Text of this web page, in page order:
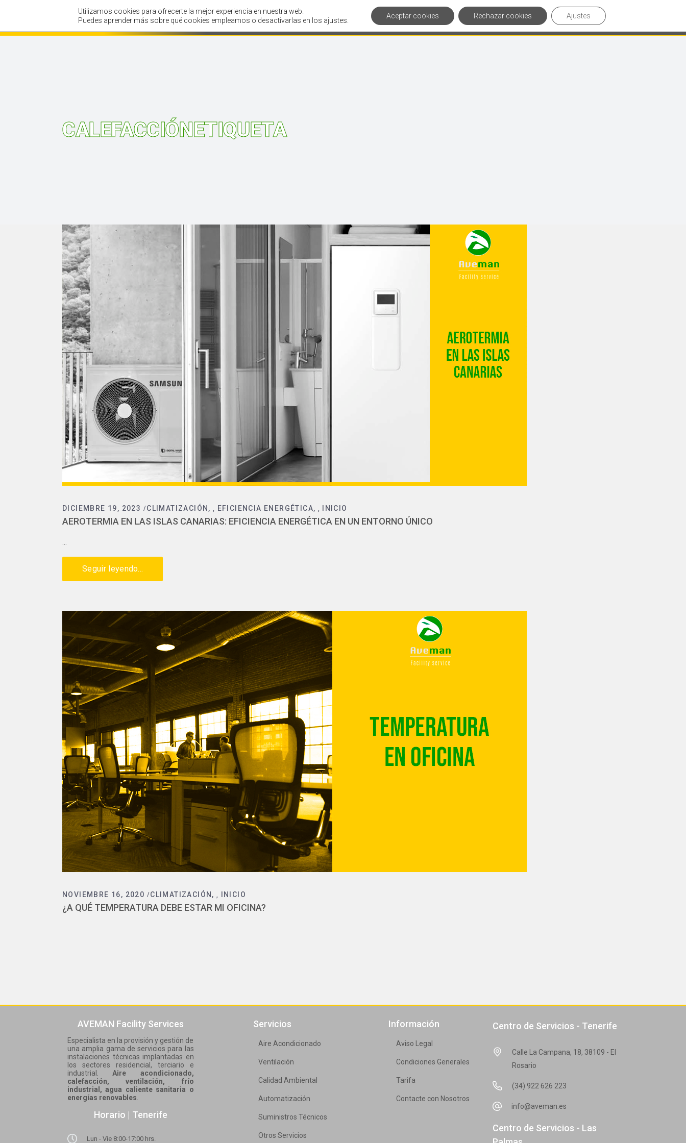
Inicio Tienda Servicios Clientes Corporativo Artículos de interés Contáctanos
CALEFACCIÓNETIQUETA
DICIEMBRE 19, 2023 CLIMATIZACIÓN , EFICIENCIA ENERGÉTICA , INICIO
AEROTERMIA EN LAS ISLAS CANARIAS: EFICIENCIA ENERGÉTICA EN UN ENTORNO ÚNICO
Seguir leyendo...
NOVIEMBRE 16, 2020 CLIMATIZACIÓN , INICIO
¿A QUÉ TEMPERATURA DEBE ESTAR MI OFICINA?
AVEMAN Facility Services
Especialista en la provisión y gestión de
una amplia gama de servicios para las
instalaciones técnicas implantadas en
los sectores residencial, terciario e
industrial.Aire acondicionado,
calefacción, ventilación, frío
industrial, agua caliente sanitaria o
energías renovables
Horario | Tenerife
Lun - Vie 8:00-17:00 hrs.
Servicios
Aire Acondicionado
Ventilación
Calidad Ambiental
Automatización
Suministros Técnicos
Otros Servicios
Información
Aviso Legal
Condiciones Generales
Tarifa
Contacte con Nosotros
Centro de Servicios - Tenerife
Calle La Campana, 18, 38109 - El
Rosario
(34) 922 626 223
info@aveman.es
Centro de Servicios - Las
Utilizamos cookies para ofrecerte la mejor experiencia en nuestra web.
Puedes aprender más sobre qué cookies empleamos o desactivarlas en los ajustes.
Aceptar cookies Rechazar cookies Ajustes